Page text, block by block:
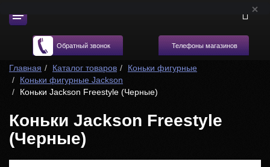
Обратный звонок Телефоны магазинов
Главная Каталог товаров
Коньки фигурные
Коньки фигурные Jackson
Коньки Jackson Freestyle (Черные)
Коньки Jackson Freestyle
(Черные)